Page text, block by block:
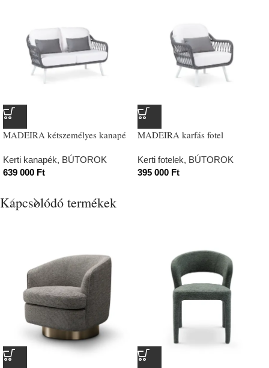
MADEIRA kétszemélyes kanapé
Kerti kanapék, BÚTOROK
639 000 Ft
MADEIRA karfás fotel
Kerti fotelek, BÚTOROK
395 000 Ft
Kapcsolódó termékek